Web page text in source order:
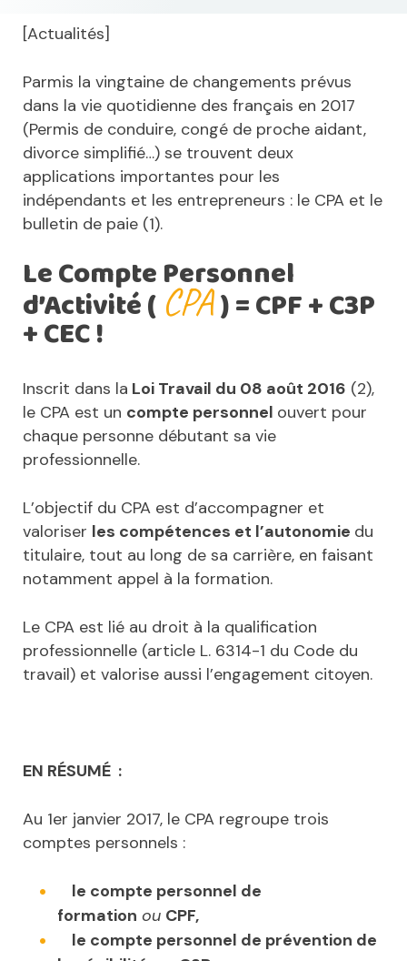
[Actualités]
Parmis la vingtaine de changements prévus
dans la vie quotidienne des français en 2017
(Permis de conduire, congé de proche aidant,
divorce simplifié…) se trouvent deux
applications importantes pour les
indépendants et les entrepreneurs : le CPA et le
bulletin de paie (1).
Le Compte Personnel
d’Activité ( CPA) = CPF + C3P
+ CEC !
Inscrit dans la Loi Travail du 08 août 2016 (2),
le CPA est un compte personnel ouvert pour
chaque personne débutant sa vie
professionnelle.
L’objectif du CPA est d’accompagner et
valoriser les compétences et l’autonomie du
titulaire, tout au long de sa carrière, en faisant
notamment appel à la formation.
Le CPA est lié au droit à la qualification
professionnelle (article L. 6314-1 du Code du
travail) et valorise aussi l’engagement citoyen.
EN RÉSUMÉ :
Au 1er janvier 2017, le CPA regroupe trois
comptes personnels :
le compte personnel de
formation ou CPF,
le compte personnel de prévention de